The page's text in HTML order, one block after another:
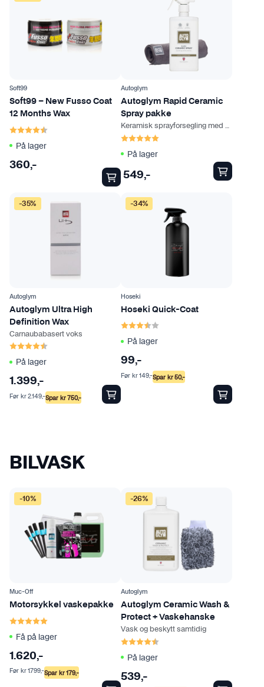
Soft99
Soft99 – New Fusso Coat
12 Months Wax
Karakter:
På lager
360,-
o
d
u
k
t
e
v
a
r
i
a
t
e
l
t
n
k
a
n
v
Autoglym
Autoglym Rapid Ceramic
Spray pakke
Keramisk sprayforsegling med klut
Karakter:
På lager
549,-
-35%
Autoglym
Autoglym Ultra High
Definition Wax
Carnaubabasert voks
Karakter:
På lager
1.399,-
Spar kr750,-
Før kr2.149,-
-34%
Hoseki
Hoseki Quick-Coat
Karakter:
På lager
99,-
Spar kr50,-
Før kr149,-
BILVASK
-10%
Muc-Off
Motorsykkel vaskepakke
Karakter:
Få på lager
1.620,-
Spar kr179,-
Før kr1.799,-
-26%
Autoglym
Autoglym Ceramic Wash &
Protect + Vaskehanske
Vask og beskytt samtidig
Karakter:
På lager
539,-